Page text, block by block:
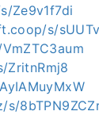
Ze9v1f7di
s/
ZritnRmj8